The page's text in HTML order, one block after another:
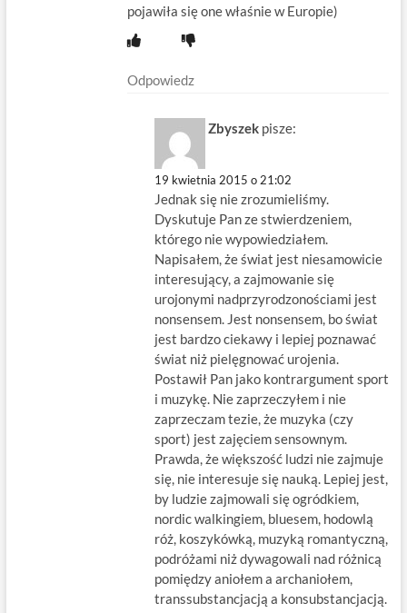
pojawiła się one właśnie w Europie)
Odpowiedz
Zbyszek pisze:
19 kwietnia 2015 o 21:02
Jednak się nie zrozumieliśmy.
Dyskutuje Pan ze stwierdzeniem,
którego nie wypowiedziałem.
Napisałem, że świat jest niesamowicie
interesujący, a zajmowanie się
urojonymi nadprzyrodzonościami jest
nonsensem. Jest nonsensem, bo świat
jest bardzo ciekawy i lepiej poznawać
świat niż pielęgnować urojenia.
Postawił Pan jako kontrargument sport
i muzykę. Nie zaprzeczyłem i nie
zaprzeczam tezie, że muzyka (czy
sport) jest zajęciem sensownym.
Prawda, że większość ludzi nie zajmuje
się, nie interesuje się nauką. Lepiej jest,
by ludzie zajmowali się ogródkiem,
nordic walkingiem, bluesem, hodowlą
róż, koszykówką, muzyką romantyczną,
podróżami niż dywagowali nad różnicą
pomiędzy aniołem a archaniołem,
transsubstancjacją a konsubstancjacją.